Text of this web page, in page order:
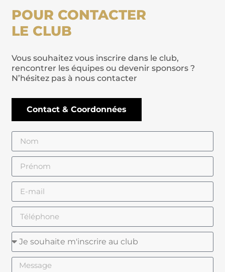
POUR CONTACTER
LE CLUB
Vous souhaitez vous inscrire dans le club,
rencontrer les équipes ou devenir sponsors ?
N’hésitez pas à nous contacter
Contact & Coordonnées